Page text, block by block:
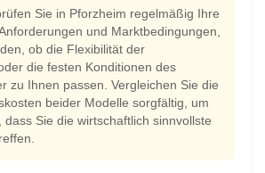
Sie in Pforzheim regelmäßig Ihre
und Marktbedingungen,
ob die Flexibilität der
die festen Konditionen des
zu Ihnen passen. Vergleichen Sie die
beider Modelle sorgfältig, um
dass Sie die wirtschaftlich sinnvollste